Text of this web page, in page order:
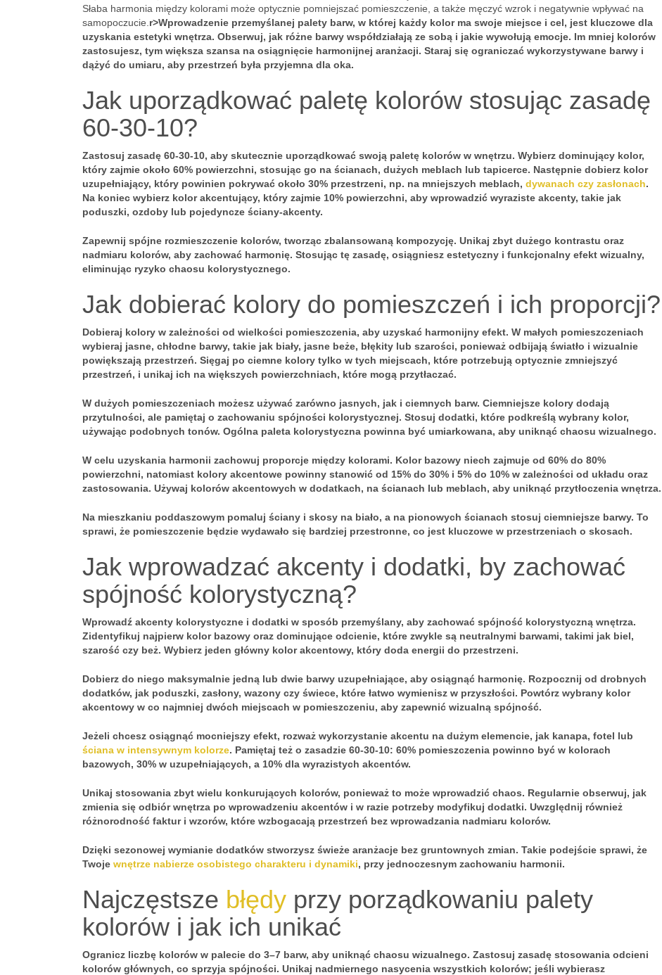
Słaba harmonia między kolorami może optycznie pomniejszać pomieszczenie, a także męczyć wzrok i negatywnie wpływać na
samopoczucie. r>Wprowadzenie przemyślanej palety barw, w której każdy kolor ma swoje miejsce i cel, jest kluczowe dla
uzyskania estetyki wnętrza. Obserwuj, jak różne barwy współdziałają ze sobą i jakie wywołują emocje. Im mniej kolorów
zastosujesz, tym większa szansa na osiągnięcie harmonijnej aranżacji. Staraj się ograniczać wykorzystywane barwy i
dążyć do umiaru, aby przestrzeń była przyjemna dla oka.
Jak uporządkować paletę kolorów stosując zasadę
60-30-10?
Zastosuj zasadę 60-30-10, aby skutecznie uporządkować swoją paletę kolorów w wnętrzu. Wybierz dominujący kolor,
który zajmie około 60% powierzchni, stosując go na ścianach, dużych meblach lub tapicerce. Następnie dobierz kolor
uzupełniający, który powinien pokrywać około 30% przestrzeni, np. na mniejszych meblach, dywanach czy zasłonach.
Na koniec wybierz kolor akcentujący, który zajmie 10% powierzchni, aby wprowadzić wyraziste akcenty, takie jak
poduszki, ozdoby lub pojedyncze ściany-akcenty.
Zapewnij spójne rozmieszczenie kolorów, tworząc zbalansowaną kompozycję. Unikaj zbyt dużego kontrastu oraz
nadmiaru kolorów, aby zachować harmonię. Stosując tę zasadę, osiągniesz estetyczny i funkcjonalny efekt wizualny,
eliminując ryzyko chaosu kolorystycznego.
Jak dobierać kolory do pomieszczeń i ich proporcji?
Dobieraj kolory w zależności od wielkości pomieszczenia, aby uzyskać harmonijny efekt. W małych pomieszczeniach
wybieraj jasne, chłodne barwy, takie jak biały, jasne beże, błękity lub szarości, ponieważ odbijają światło i wizualnie
powiększają przestrzeń. Sięgaj po ciemne kolory tylko w tych miejscach, które potrzebują optycznie zmniejszyć
przestrzeń, i unikaj ich na większych powierzchniach, które mogą przytłaczać.
W dużych pomieszczeniach możesz używać zarówno jasnych, jak i ciemnych barw. Ciemniejsze kolory dodają
przytulności, ale pamiętaj o zachowaniu spójności kolorystycznej. Stosuj dodatki, które podkreślą wybrany kolor,
używając podobnych tonów. Ogólna paleta kolorystyczna powinna być umiarkowana, aby uniknąć chaosu wizualnego.
W celu uzyskania harmonii zachowuj proporcje między kolorami. Kolor bazowy niech zajmuje od 60% do 80%
powierzchni, natomiast kolory akcentowe powinny stanowić od 15% do 30% i 5% do 10% w zależności od układu oraz
zastosowania. Używaj kolorów akcentowych w dodatkach, na ścianach lub meblach, aby uniknąć przytłoczenia wnętrza.
Na mieszkaniu poddaszowym pomaluj ściany i skosy na biało, a na pionowych ścianach stosuj ciemniejsze barwy. To
sprawi, że pomieszczenie będzie wydawało się bardziej przestronne, co jest kluczowe w przestrzeniach o skosach.
Jak wprowadzać akcenty i dodatki, by zachować
spójność kolorystyczną?
Wprowadź akcenty kolorystyczne i dodatki w sposób przemyślany, aby zachować spójność kolorystyczną wnętrza.
Zidentyfikuj najpierw kolor bazowy oraz dominujące odcienie, które zwykle są neutralnymi barwami, takimi jak biel,
szarość czy beż. Wybierz jeden główny kolor akcentowy, który doda energii do przestrzeni.
Dobierz do niego maksymalnie jedną lub dwie barwy uzupełniające, aby osiągnąć harmonię. Rozpocznij od drobnych
dodatków, jak poduszki, zasłony, wazony czy świece, które łatwo wymienisz w przyszłości. Powtórz wybrany kolor
akcentowy w co najmniej dwóch miejscach w pomieszczeniu, aby zapewnić wizualną spójność.
Jeżeli chcesz osiągnąć mocniejszy efekt, rozważ wykorzystanie akcentu na dużym elemencie, jak kanapa, fotel lub
ściana w intensywnym kolorze. Pamiętaj też o zasadzie 60-30-10: 60% pomieszczenia powinno być w kolorach
bazowych, 30% w uzupełniających, a 10% dla wyrazistych akcentów.
Unikaj stosowania zbyt wielu konkurujących kolorów, ponieważ to może wprowadzić chaos. Regularnie obserwuj, jak
zmienia się odbiór wnętrza po wprowadzeniu akcentów i w razie potrzeby modyfikuj dodatki. Uwzględnij również
różnorodność faktur i wzorów, które wzbogacają przestrzeń bez wprowadzania nadmiaru kolorów.
Dzięki sezonowej wymianie dodatków stworzysz świeże aranżacje bez gruntownych zmian. Takie podejście sprawi, że
Twoje wnętrze nabierze osobistego charakteru i dynamiki, przy jednoczesnym zachowaniu harmonii.
Najczęstsze błędy przy porządkowaniu palety
kolorów i jak ich unikać
Ogranicz liczbę kolorów w palecie do 3–7 barw, aby uniknąć chaosu wizualnego. Zastosuj zasadę stosowania odcieni
kolorów głównych, co sprzyja spójności. Unikaj nadmiernego nasycenia wszystkich kolorów; jeśli wybierasz